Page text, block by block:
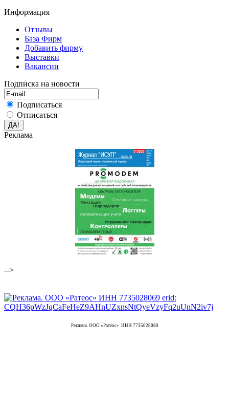
Информация
Отзывы
База Фирм
Добавить фирму
Выставки
Вакансии
Подписка на новости
Подписаться
Отписаться
Реклама
-->
Реклама. ООО «Ратеос» ИНН 7735028069